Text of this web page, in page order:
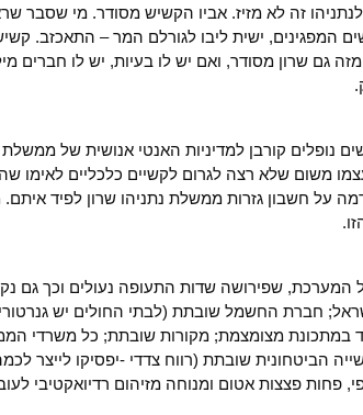
זה לא מזיז. אביו הקשיש מסודר. מי שסבר
המפגינים, ישית ליבו לגורלם המר – התאכזב.
גם שרון מסודר, ואם יש לו בעיות, יש לו חברים
נופלים קורבן למדיניות האנטי אנושית של
עצמו משום שלא רצה לגרום לקשיים כלכליים
על חשבון גזרות ממשלת נתניהו שרון לפיד איתם.
שפירושה שדות התעופה נעולים וכך גם
חברת החשמל שובתת (לבתי החולים יש
במתכונת מצומצמת; מקורות שובתת; כל משרדי
הביטחונית שובתת (רווח צדדי -יפסיקו לייצר
פחות פצצות אטום ומנוחה מזיהום רדיואקטיבי